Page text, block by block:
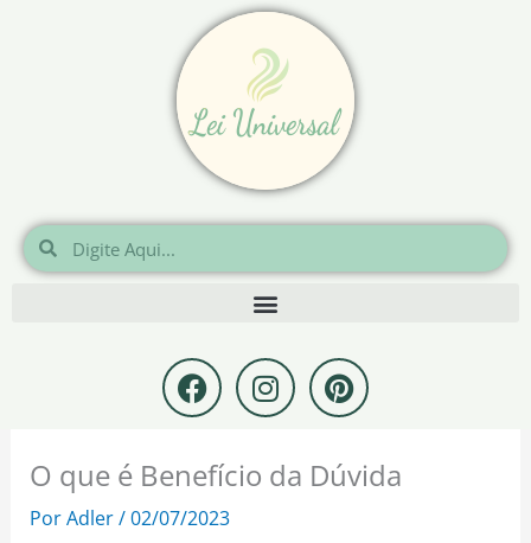
Pesquisar
Pesquisar
F
a
c
e
b
o
I
n
s
t
a
P
i
n
t
e
O que é Benefício da Dúvida
PorAdler/02/07/2023